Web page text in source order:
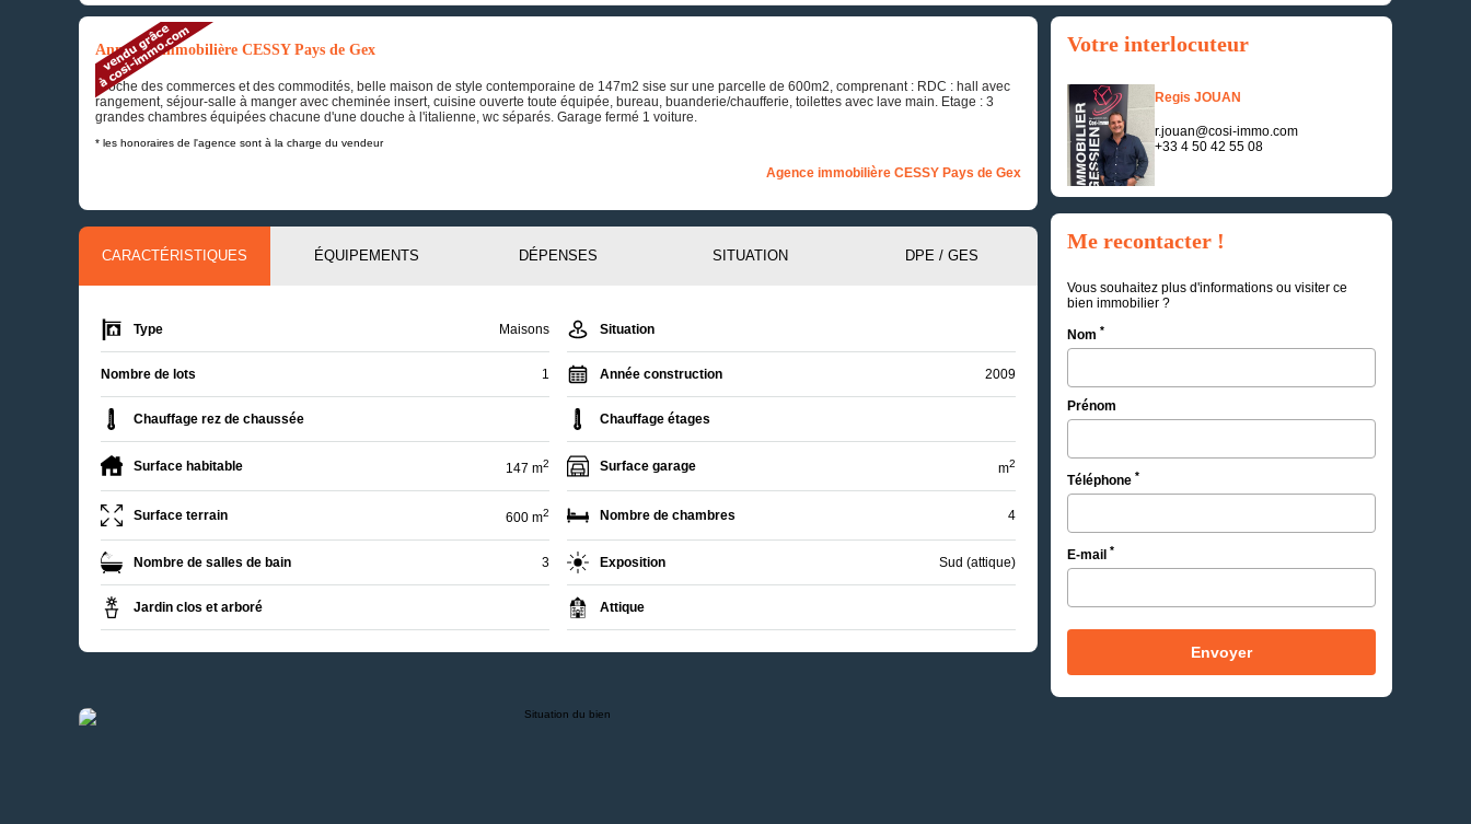
Annonce immobilière CESSY Pays de Gex
Proche des commerces et des commodités, belle maison de style contemporaine de 147m2 sise sur une parcelle de 600m2, comprenant : RDC : hall avec
rangement, séjour-salle à manger avec cheminée insert, cuisine ouverte toute équipée, bureau, buanderie/chaufferie, toilettes avec lave main. Etage : 3
grandes chambres équipées chacune d'une douche à l'italienne, wc séparés. Garage fermé 1 voiture.
* les honoraires de l'agence sont à la charge du vendeur
Agence immobilière CESSY Pays de Gex
CARACTÉRISTIQUES ÉQUIPEMENTS DÉPENSES SITUATION DPE / GES
Type Maisons Situation
Nombre de lots 1 Année construction 2009
Chauffage rez de chaussée Chauffage étages
Surface habitable 147 m2 Surface garage m2
Surface terrain 600 m2 Nombre de chambres 4
Nombre de salles de bain 3 Exposition Sud (attique)
Jardin clos et arboré Attique
Votre interlocuteur
Regis JOUAN
r.jouan@cosi-immo.com
+33 4 50 42 55 08
Me recontacter !
Vous souhaitez plus d'informations ou visiter ce
bien immobilier ?
Nom *
Prénom
Téléphone *
E-mail *
Envoyer